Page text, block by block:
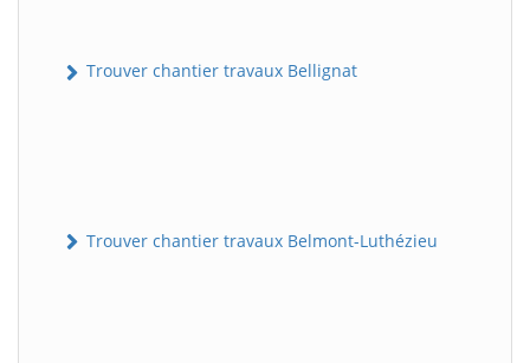
Trouver chantier travaux Bellignat
Trouver chantier travaux Belmont-Luthézieu